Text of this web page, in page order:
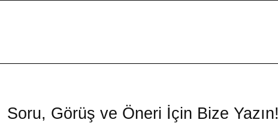
Soru, Görüş ve Öneri İçin Bize Yazın!